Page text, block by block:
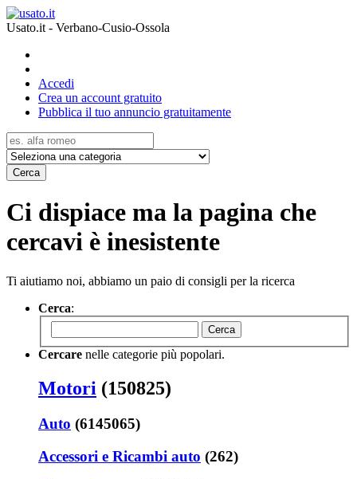
Usato.it - Verbano-Cusio-Ossola
Accedi
Crea un account gratuito
Pubblica il tuo annuncio gratuitamente
Cerca
Ci dispiace ma la pagina che
cercavi è inesistente
Ti aiutiamo noi, abbiamo un paio di consigli per la ricerca
Cerca:
Cerca
Cercare nelle categorie più popolari.
Motori (150825)
Auto (6145065)
Accessori e Ricambi auto (262)